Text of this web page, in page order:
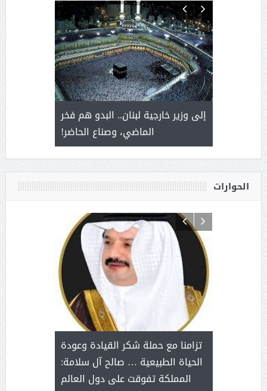
سلمان
إلى وزير خارجية لبنان.. البدو هم فخر
الماضي، وصناع الحاضر!
يحمل
الحوارات
مع
بنت
تزامنا مع حملة شكر القيادة وعودة
الحياة الطبيعية … صالح آل سلامة:
المملكة تفوقت على دول العالم
آل شرمه:
على برامج
هي أساس